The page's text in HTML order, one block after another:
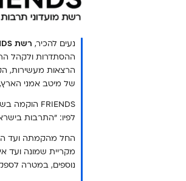
נעים להכיר,רשת FRIENDS
ההסתדרות ולקהל
הרצאות מעשירות,
של מיטב אמני
לפיו: "התרבות
נוספים, במטרה